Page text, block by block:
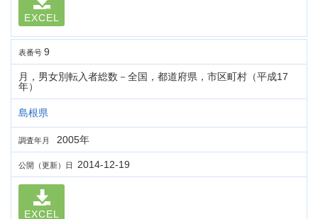
EXCEL
表番号 9
月，男女別転入者総数－全国，都道府県，市区町村（平成17
年）
島根県
調査年月 2005年
公開（更新）日 2014-12-19
EXCEL